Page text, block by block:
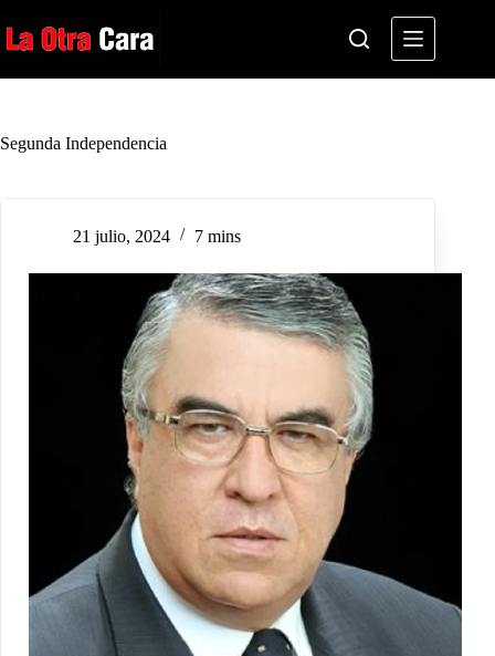
al
contenido
Segunda Independencia
21 julio, 2024 7 mins